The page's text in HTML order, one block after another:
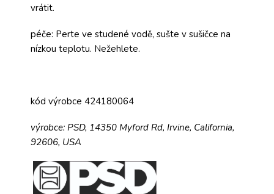
vrátit.
péče: Perte ve studené vodě, sušte v sušičce na
nízkou teplotu. Nežehlete.
kód výrobce 424180064
výrobce: PSD, 14350 Myford Rd, Irvine, California,
92606, USA